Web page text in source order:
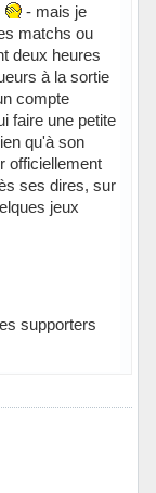
- mais je
matchs ou
deux heures
à la sortie
compte
faire une petite
qu'à son
officiellement
ses dires, sur
jeux
supporters